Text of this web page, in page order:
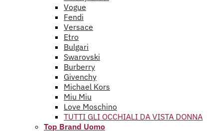
Vogue
Fendi
Versace
Etro
Bulgari
Swarovski
Burberry
Givenchy
Michael Kors
Miu Miu
Love Moschino
TUTTI GLI OCCHIALI DA VISTA DONNA
Top Brand Uomo